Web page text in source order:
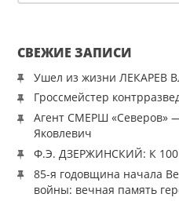
СВЕЖИЕ ЗАПИСИ
Ушел из жизни
Гроссмейстер
Агент СМЕРШ «Северов»
Яковлевич
Ф.Э. ДЗЕРЖИНСКИЙ: К 100
85-я годовщина начала
войны: вечная память